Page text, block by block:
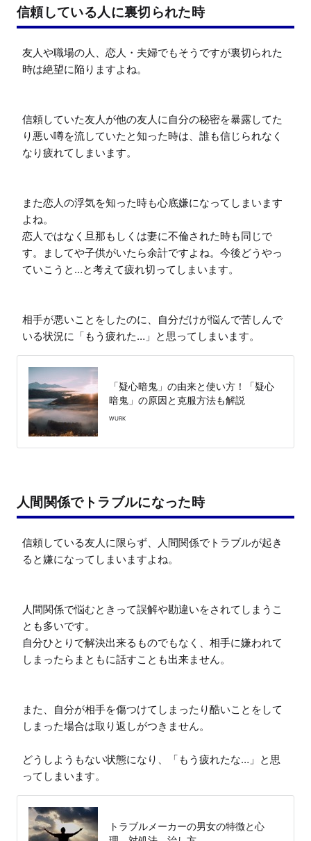
信頼している人に裏切られた時
友人や職場の人、恋人・夫婦でもそうですが裏切られた
時は絶望に陥りますよね。
信頼していた友人が他の友人に自分の秘密を暴露してた
り悪い噂を流していたと知った時は、誰も信じられなく
なり疲れてしまいます。
また恋人の浮気を知った時も心底嫌になってしまいます
よね。
恋人ではなく旦那もしくは妻に不倫された時も同じで
す。ましてや子供がいたら余計ですよね。今後どうやっ
ていこうと…と考えて疲れ切ってしまいます。
相手が悪いことをしたのに、自分だけが悩んで苦しんで
いる状況に「もう疲れた…」と思ってしまいます。
「疑心暗鬼」の由来と使い方！「疑心
暗鬼」の原因と克服方法も解説
WURK
人間関係でトラブルになった時
信頼している友人に限らず、人間関係でトラブルが起き
ると嫌になってしまいますよね。
人間関係で悩むときって誤解や勘違いをされてしまうこ
とも多いです。
自分ひとりで解決出来るものでもなく、相手に嫌われて
しまったらまともに話すことも出来ません。
また、自分が相手を傷つけてしまったり酷いことをして
しまった場合は取り返しがつきません。
どうしようもない状態になり、「もう疲れたな…」と思
ってしまいます。
トラブルメーカーの男女の特徴と心